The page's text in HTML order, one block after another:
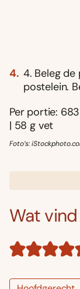
4. Beleg de
postelein.
Per portie:
| 58 g vet
Foto’s:
Wat